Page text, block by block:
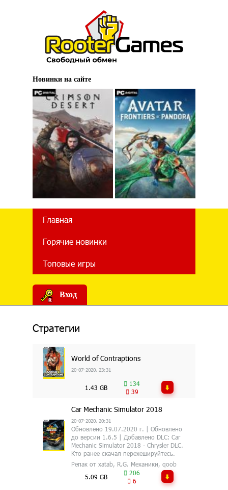
Новинки на сайте
Главная
Горячие новинки
Топовые игры
Вход
Стратегии
World of Contraptions
20-07-2020, 23:31
1.43 GB
134
39
Car Mechanic Simulator 2018
20-07-2020, 20:31
Обновлено 19.07.2020 г. | Обновлено
до версии 1.6.5 | Добавлено DLC: Car
Mechanic Simulator 2018 - Chrysler DLC.
Кто ранее скачал перехешируйтесь.
Репак от xatab, R.G. Механики, qoob
5.09 GB
206
6